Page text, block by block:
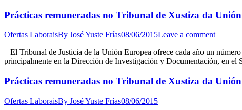
Prácticas remuneradas no Tribunal de Xustiza da
Ofertas LaboraisBy José Yuste Frías08/06/2015Leave a comment
El Tribunal de Justicia de la Unión Europea ofrece cada año un
principalmente en la Dirección de Investigación y Documentación, en
Prácticas remuneradas no Tribunal de Xustiza da
Ofertas LaboraisBy José Yuste Frías08/06/2015